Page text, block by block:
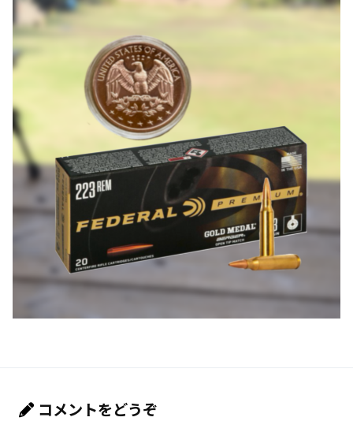
コメントをどうぞ